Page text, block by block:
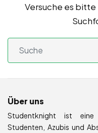
Versuche es
Über uns
Studentknight ist eine
Studenten, Azubis und